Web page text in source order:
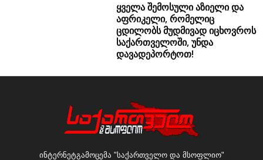
ყველა შემოსული აზიელი და
აფრიკელი, რომელიც
ცდილობს მუდმივად იცხოვროს
საქართველოში, უნდა
დავადეპორტოთ!
ინტერნეტგამოცემა "საქართველო და მსოფლიო"